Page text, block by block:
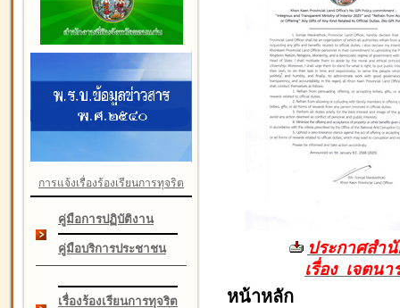
การแจ้งเรื่องร้องเรียนการทุจริต
คู่มือการปฏิบัติงาน
คู่มือบริการประชาชน
เรื่องร้องเรียนการทุจริต
ประกาศสำ
เรื่อง เจตน
หน้าหลัก